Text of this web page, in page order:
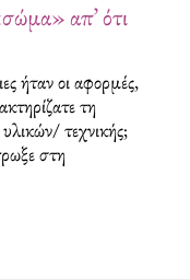
απ’ ότι
ήταν οι αφορμές,
τη
τεχνικής;
στη